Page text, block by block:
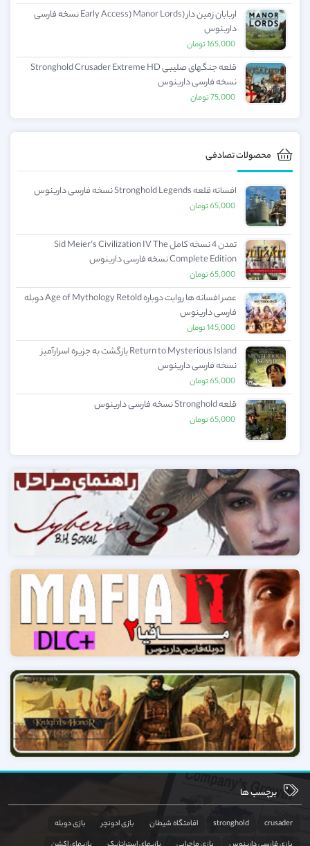
اربابان زمین دار (Early Access) Manor Lords نسخه فارسی
دارینوس
165,000تومان
قلعه جنگهای صلیبی Stronghold Crusader Extreme HD
نسخه فارسی دارینوس
75,000تومان
محصولات تصادفی
افسانه قلعه Stronghold Legends نسخه فارسی دارینوس
65,000تومان
تمدن 4 نسخه کامل Sid Meier’s Civilization IV The
Complete Edition نسخه فارسی دارینوس
65,000تومان
عصر افسانه ها روایت دوباره Age of Mythology Retold دوبله
فارسی دارینوس
145,000تومان
Return to Mysterious Island بازگشت به جزیره اسرارآمیز
نسخه فارسی دارینوس
65,000تومان
قلعه Stronghold نسخه فارسی دارینوس
65,000تومان
برچسب ها
crusader
stronghold اقامتگاه شیطان بازی ادونچر
بازی دوبله